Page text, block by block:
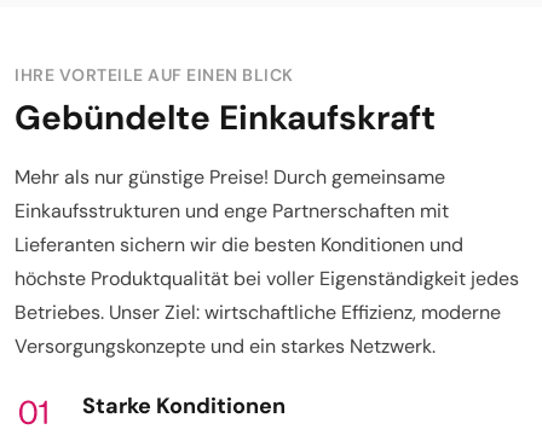
IHRE VORTEILE AUF EINEN BLICK
Gebündelte Einkaufskraft
Mehr als nur günstige Preise! Durch gemeinsame
Einkaufsstrukturen und enge Partnerschaften mit
Lieferanten sichern wir die besten Konditionen und
höchste Produktqualität bei voller Eigenständigkeit jedes
Betriebes. Unser Ziel: wirtschaftliche Effizienz, moderne
Versorgungskonzepte und ein starkes Netzwerk.
Starke Konditionen